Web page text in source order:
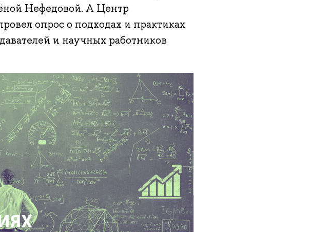
Нефедовой. А Центр
опрос о подходах и практиках
и научных работников